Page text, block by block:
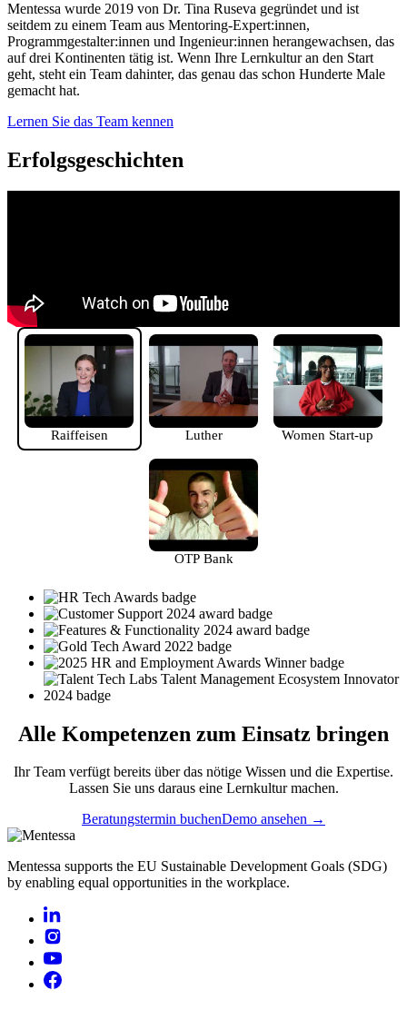
Mentessa wurde 2019 von Dr. Tina Ruseva gegründet und ist
seitdem zu einem Team aus Mentoring-Expert:innen,
Programmgestalter:innen und Ingenieur:innen herangewachsen, das
auf drei Kontinenten tätig ist. Wenn Ihre Lernkultur an den Start
geht, steht ein Team dahinter, das genau das schon Hunderte Male
gemacht hat.
Lernen Sie das Team kennen
Erfolgsgeschichten
Raiffeisen Luther Women Start-up
OTP Bank
Alle Kompetenzen zum Einsatz bringen
Ihr Team verfügt bereits über das nötige Wissen und die Expertise.
Lassen Sie uns daraus eine Lernkultur machen.
Beratungstermin buchenDemo ansehen →
Mentessa supports the EU Sustainable Development Goals (SDG)
by enabling equal opportunities in the workplace.